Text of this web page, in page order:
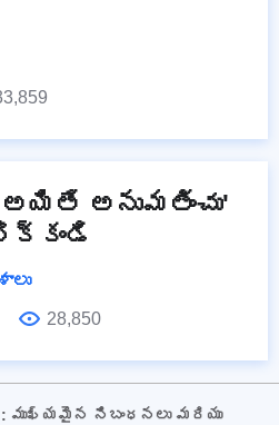
అనుమతించు'
28,850
ముఖ్యమైన నిబంధనలు మరియు